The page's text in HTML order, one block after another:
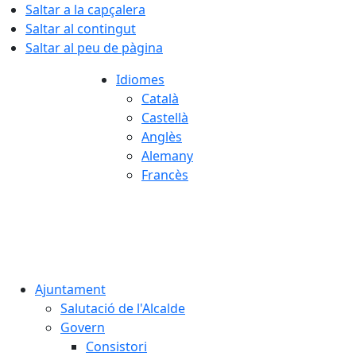
Saltar a la capçalera
Saltar al contingut
Saltar al peu de pàgina
Idiomes
Català
Castellà
Anglès
Alemany
Francès
Ajuntament
Salutació de l'Alcalde
Govern
Consistori